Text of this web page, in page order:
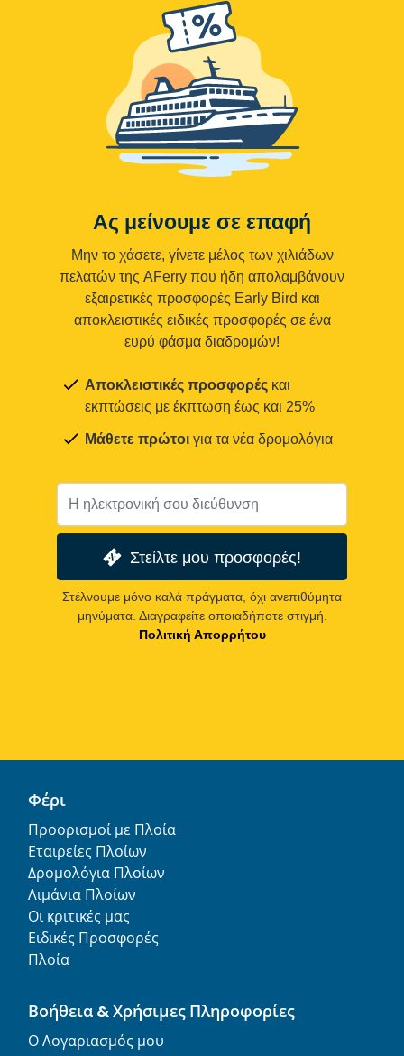
Ας μείνουμε σε επαφή
Μην το χάσετε, γίνετε μέλος των χιλιάδων
πελατών της AFerry που ήδη απολαμβάνουν
εξαιρετικές προσφορές Early Bird και
αποκλειστικές ειδικές προσφορές σε ένα
ευρύ φάσμα διαδρομών!
Αποκλειστικές προσφορές και
εκπτώσεις με έκπτωση έως και 25%
Μάθετε πρώτοι για τα νέα δρομολόγια
Στείλτε μου προσφορές!
Στέλνουμε μόνο καλά πράγματα, όχι ανεπιθύμητα
μηνύματα. Διαγραφείτε οποιαδήποτε στιγμή.
Πολιτική Απορρήτου
Φέρι
Προορισμοί με Πλοία
Εταιρείες Πλοίων
Δρομολόγια Πλοίων
Λιμάνια Πλοίων
Οι κριτικές μας
Ειδικές Προσφορές
Πλοία
Βοήθεια & Χρήσιμες Πληροφορίες
Ο Λογαριασμός μου